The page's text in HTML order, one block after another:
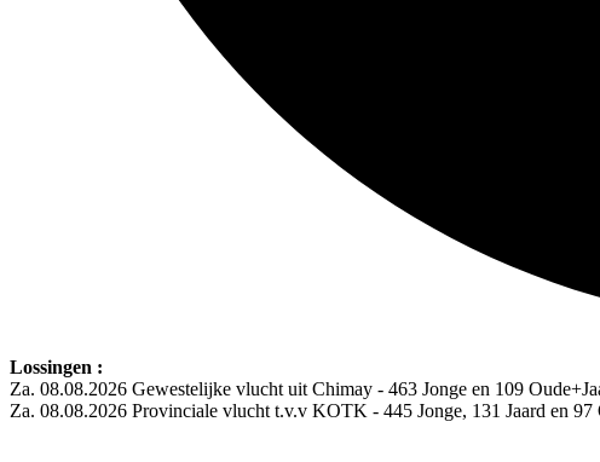
Lossingen :
Za. 08.08.2026 Gewestelijke vlucht uit Chimay - 463 Jonge en 109
Za. 08.08.2026 Provinciale vlucht t.v.v KOTK - 445 Jonge, 131 Jaard en 97